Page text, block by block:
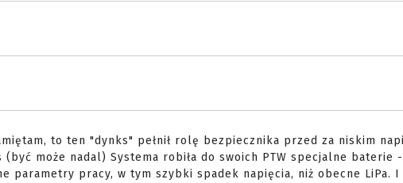
to ten "dynks" pełnił rolę bezpiecznika przed za niskim
może nadal) Systema robiła do swoich PTW specjalne baterie
parametry pracy, w tym szybki spadek napięcia, niż obecne LiPa.